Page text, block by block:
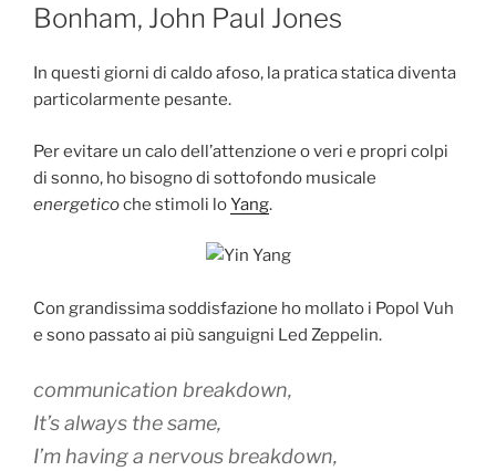
Bonham, John Paul Jones
In questi giorni di caldo afoso, la pratica statica diventa
particolarmente pesante.
Per evitare un calo dell’attenzione o veri e propri colpi
di sonno, ho bisogno di sottofondo musicale
energeticoche stimoli loYang.
Con grandissima soddisfazione ho mollato i Popol Vuh
e sono passato ai più sanguigni Led Zeppelin.
communication breakdown,
It’s always the same,
I’m having a nervous breakdown,